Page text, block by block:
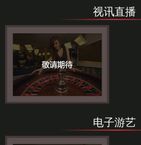
视讯直播
电子游艺